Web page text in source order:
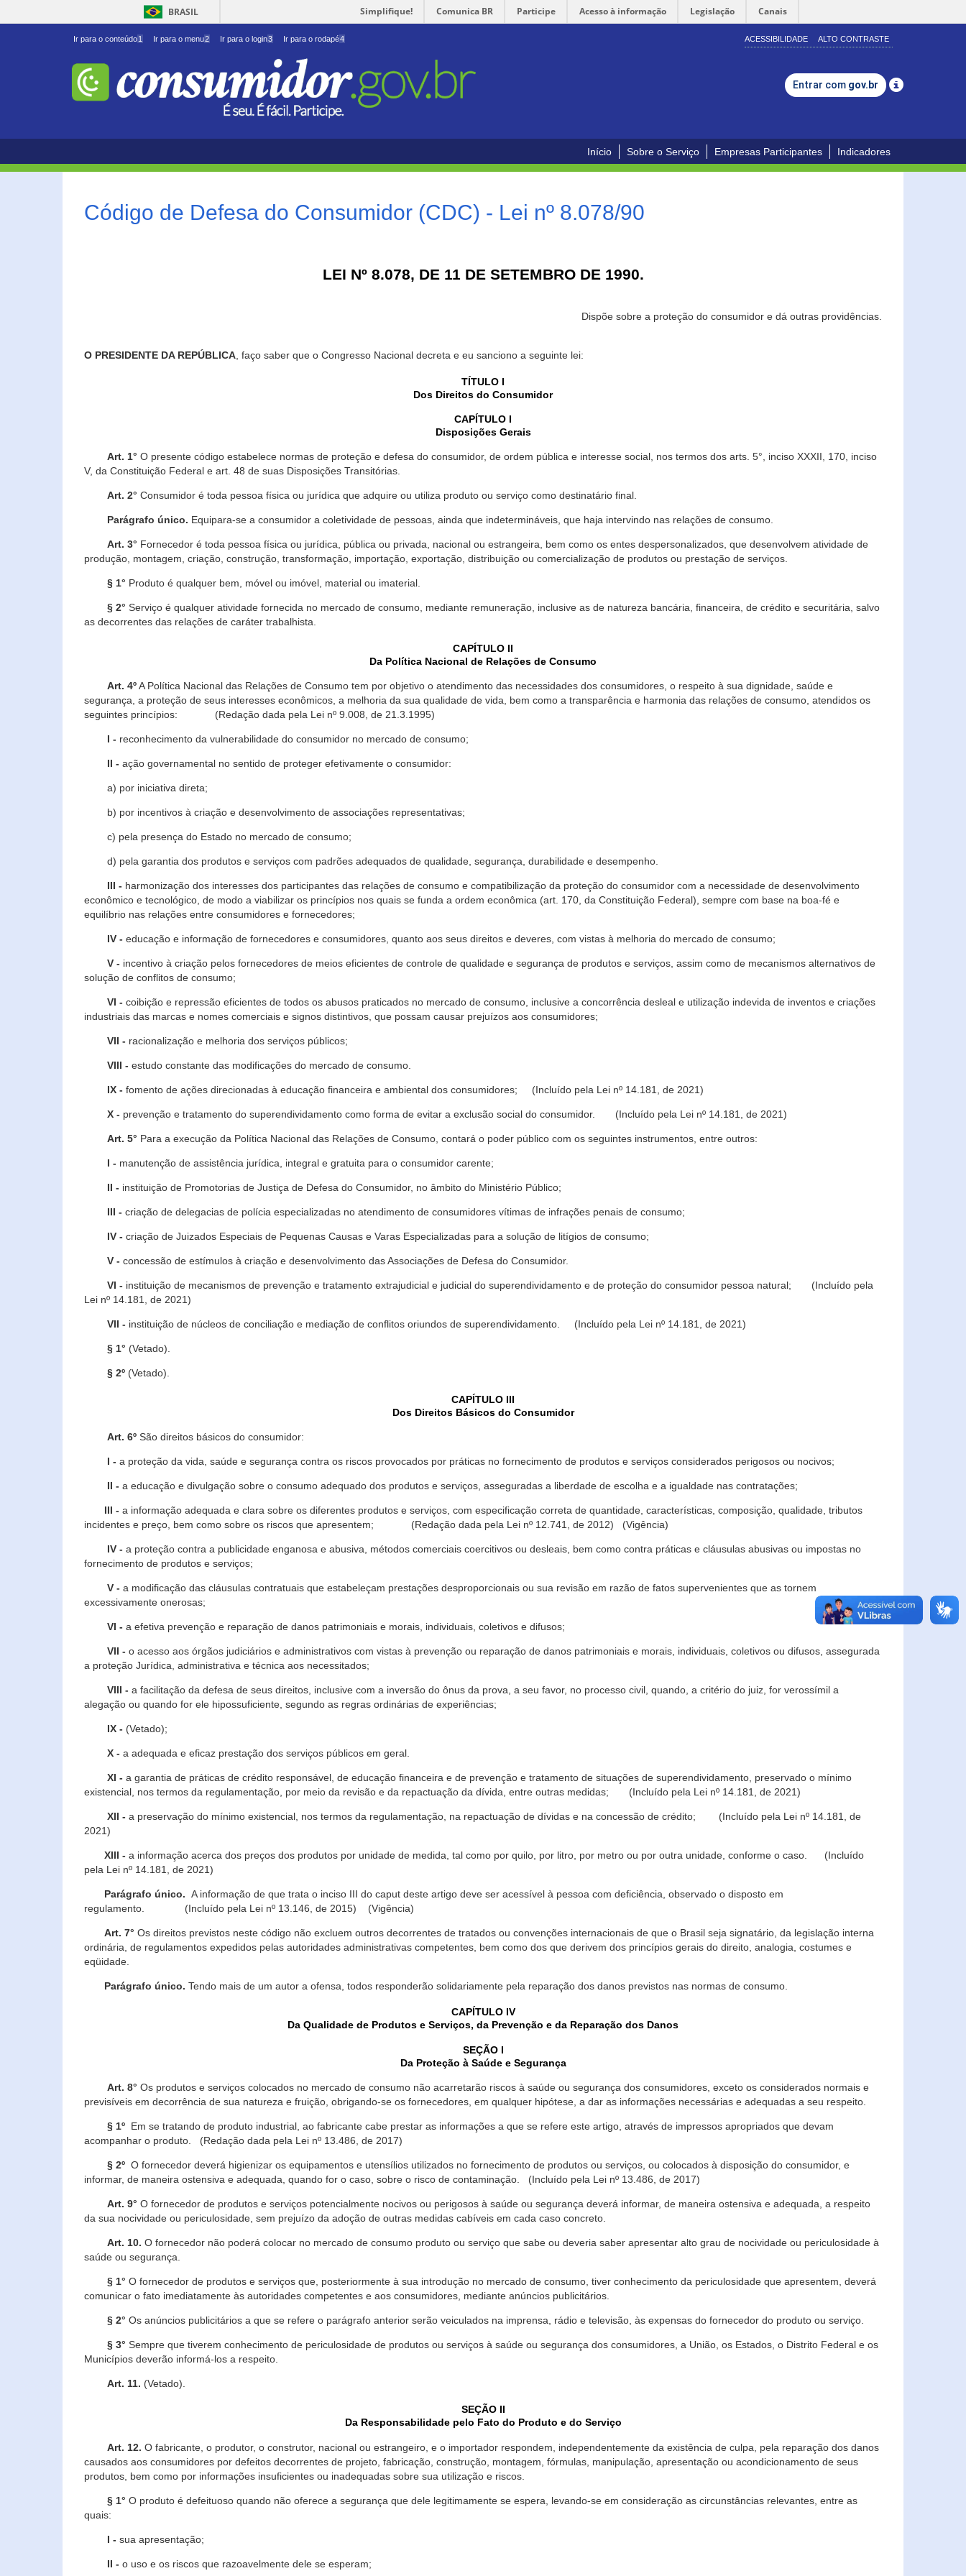
BRASIL Simplifique! Comunica BR Participe Acesso à informação Legislação Canais
Ir para o conteúdo1 Ir para o menu2 Ir para o login3 Ir para o rodapé4 ACESSIBILIDADE ALTO CONTRASTE
Entrar com gov.br
Início Sobre o Serviço Empresas Participantes Indicadores
Código de Defesa do Consumidor (CDC) - Lei nº 8.078/90
LEI Nº 8.078, DE 11 DE SETEMBRO DE 1990.
Dispõe sobre a proteção do consumidor e dá outras providências.
O PRESIDENTE DA REPÚBLICA, faço saber que o Congresso Nacional decreta e eu sanciono a seguinte lei:
TÍTULO I
Dos Direitos do Consumidor
CAPÍTULO I
Disposições Gerais
Art. 1° O presente código estabelece normas de proteção e defesa do consumidor, de ordem pública e interesse social, nos termos dos arts. 5°, inciso XXXII, 170, inciso
V, da Constituição Federal e art. 48 de suas Disposições Transitórias.
Art. 2° Consumidor é toda pessoa física ou jurídica que adquire ou utiliza produto ou serviço como destinatário final.
Parágrafo único. Equipara-se a consumidor a coletividade de pessoas, ainda que indetermináveis, que haja intervindo nas relações de consumo.
Art. 3° Fornecedor é toda pessoa física ou jurídica, pública ou privada, nacional ou estrangeira, bem como os entes despersonalizados, que desenvolvem atividade de
produção, montagem, criação, construção, transformação, importação, exportação, distribuição ou comercialização de produtos ou prestação de serviços.
§ 1° Produto é qualquer bem, móvel ou imóvel, material ou imaterial.
§ 2° Serviço é qualquer atividade fornecida no mercado de consumo, mediante remuneração, inclusive as de natureza bancária, financeira, de crédito e securitária, salvo
as decorrentes das relações de caráter trabalhista.
CAPÍTULO II
Da Política Nacional de Relações de Consumo
Art. 4ºA Política Nacional das Relações de Consumo tem por objetivo o atendimento das necessidades dos consumidores, o respeito à sua dignidade, saúde e
segurança, a proteção de seus interesses econômicos, a melhoria da sua qualidade de vida, bem como a transparência e harmonia das relações de consumo, atendidos os
seguintes princípios: (Redação dada pela Lei nº 9.008, de 21.3.1995)
I - reconhecimento da vulnerabilidade do consumidor no mercado de consumo;
II - ação governamental no sentido de proteger efetivamente o consumidor:
a) por iniciativa direta;
b) por incentivos à criação e desenvolvimento de associações representativas;
c) pela presença do Estado no mercado de consumo;
d) pela garantia dos produtos e serviços com padrões adequados de qualidade, segurança, durabilidade e desempenho.
III - harmonização dos interesses dos participantes das relações de consumo e compatibilização da proteção do consumidor com a necessidade de desenvolvimento
econômico e tecnológico, de modo a viabilizar os princípios nos quais se funda a ordem econômica (art. 170, da Constituição Federal), sempre com base na boa-fé e
equilíbrio nas relações entre consumidores e fornecedores;
IV - educação e informação de fornecedores e consumidores, quanto aos seus direitos e deveres, com vistas à melhoria do mercado de consumo;
V - incentivo à criação pelos fornecedores de meios eficientes de controle de qualidade e segurança de produtos e serviços, assim como de mecanismos alternativos de
solução de conflitos de consumo;
VI - coibição e repressão eficientes de todos os abusos praticados no mercado de consumo, inclusive a concorrência desleal e utilização indevida de inventos e criações
industriais das marcas e nomes comerciais e signos distintivos, que possam causar prejuízos aos consumidores;
VII - racionalização e melhoria dos serviços públicos;
VIII - estudo constante das modificações do mercado de consumo.
IX - fomento de ações direcionadas à educação financeira e ambiental dos consumidores; (Incluído pela Lei nº 14.181, de 2021)
X - prevenção e tratamento do superendividamento como forma de evitar a exclusão social do consumidor. (Incluído pela Lei nº 14.181, de 2021)
Art. 5° Para a execução da Política Nacional das Relações de Consumo, contará o poder público com os seguintes instrumentos, entre outros:
I - manutenção de assistência jurídica, integral e gratuita para o consumidor carente;
II - instituição de Promotorias de Justiça de Defesa do Consumidor, no âmbito do Ministério Público;
III - criação de delegacias de polícia especializadas no atendimento de consumidores vítimas de infrações penais de consumo;
IV - criação de Juizados Especiais de Pequenas Causas e Varas Especializadas para a solução de litígios de consumo;
V - concessão de estímulos à criação e desenvolvimento das Associações de Defesa do Consumidor.
VI - instituição de mecanismos de prevenção e tratamento extrajudicial e judicial do superendividamento e de proteção do consumidor pessoa natural; (Incluído pela
Lei nº 14.181, de 2021)
VII - instituição de núcleos de conciliação e mediação de conflitos oriundos de superendividamento. (Incluído pela Lei nº 14.181, de 2021)
§ 1° (Vetado).
§ 2º (Vetado).
CAPÍTULO III
Dos Direitos Básicos do Consumidor
Art. 6º São direitos básicos do consumidor:
I - a proteção da vida, saúde e segurança contra os riscos provocados por práticas no fornecimento de produtos e serviços considerados perigosos ou nocivos;
II - a educação e divulgação sobre o consumo adequado dos produtos e serviços, asseguradas a liberdade de escolha e a igualdade nas contratações;
III - a informação adequada e clara sobre os diferentes produtos e serviços, com especificação correta de quantidade, características, composição, qualidade, tributos
incidentes e preço, bem como sobre os riscos que apresentem; (Redação dada pela Lei nº 12.741, de 2012) (Vigência)
IV - a proteção contra a publicidade enganosa e abusiva, métodos comerciais coercitivos ou desleais, bem como contra práticas e cláusulas abusivas ou impostas no
fornecimento de produtos e serviços;
V - a modificação das cláusulas contratuais que estabeleçam prestações desproporcionais ou sua revisão em razão de fatos supervenientes que as tornem
excessivamente onerosas;
VI - a efetiva prevenção e reparação de danos patrimoniais e morais, individuais, coletivos e difusos;
VII - o acesso aos órgãos judiciários e administrativos com vistas à prevenção ou reparação de danos patrimoniais e morais, individuais, coletivos ou difusos, assegurada
a proteção Jurídica, administrativa e técnica aos necessitados;
VIII - a facilitação da defesa de seus direitos, inclusive com a inversão do ônus da prova, a seu favor, no processo civil, quando, a critério do juiz, for verossímil a
alegação ou quando for ele hipossuficiente, segundo as regras ordinárias de experiências;
IX - (Vetado);
X - a adequada e eficaz prestação dos serviços públicos em geral.
XI - a garantia de práticas de crédito responsável, de educação financeira e de prevenção e tratamento de situações de superendividamento, preservado o mínimo
existencial, nos termos da regulamentação, por meio da revisão e da repactuação da dívida, entre outras medidas; (Incluído pela Lei nº 14.181, de 2021)
XII - a preservação do mínimo existencial, nos termos da regulamentação, na repactuação de dívidas e na concessão de crédito; (Incluído pela Lei nº 14.181, de
2021)
XIII - a informação acerca dos preços dos produtos por unidade de medida, tal como por quilo, por litro, por metro ou por outra unidade, conforme o caso. (Incluído
pela Lei nº 14.181, de 2021)
Parágrafo único. A informação de que trata o inciso III do caput deste artigo deve ser acessível à pessoa com deficiência, observado o disposto em
regulamento. (Incluído pela Lei nº 13.146, de 2015) (Vigência)
Art. 7° Os direitos previstos neste código não excluem outros decorrentes de tratados ou convenções internacionais de que o Brasil seja signatário, da legislação interna
ordinária, de regulamentos expedidos pelas autoridades administrativas competentes, bem como dos que derivem dos princípios gerais do direito, analogia, costumes e
eqüidade.
Parágrafo único. Tendo mais de um autor a ofensa, todos responderão solidariamente pela reparação dos danos previstos nas normas de consumo.
CAPÍTULO IV
Da Qualidade de Produtos e Serviços, da Prevenção e da Reparação dos Danos
SEÇÃO I
Da Proteção à Saúde e Segurança
Art. 8° Os produtos e serviços colocados no mercado de consumo não acarretarão riscos à saúde ou segurança dos consumidores, exceto os considerados normais e
previsíveis em decorrência de sua natureza e fruição, obrigando-se os fornecedores, em qualquer hipótese, a dar as informações necessárias e adequadas a seu respeito.
§ 1º Em se tratando de produto industrial, ao fabricante cabe prestar as informações a que se refere este artigo, através de impressos apropriados que devam
acompanhar o produto. (Redação dada pela Lei nº 13.486, de 2017)
§ 2º O fornecedor deverá higienizar os equipamentos e utensílios utilizados no fornecimento de produtos ou serviços, ou colocados à disposição do consumidor, e
informar, de maneira ostensiva e adequada, quando for o caso, sobre o risco de contaminação. (Incluído pela Lei nº 13.486, de 2017)
Art. 9° O fornecedor de produtos e serviços potencialmente nocivos ou perigosos à saúde ou segurança deverá informar, de maneira ostensiva e adequada, a respeito
da sua nocividade ou periculosidade, sem prejuízo da adoção de outras medidas cabíveis em cada caso concreto.
Art. 10. O fornecedor não poderá colocar no mercado de consumo produto ou serviço que sabe ou deveria saber apresentar alto grau de nocividade ou periculosidade à
saúde ou segurança.
§ 1° O fornecedor de produtos e serviços que, posteriormente à sua introdução no mercado de consumo, tiver conhecimento da periculosidade que apresentem, deverá
comunicar o fato imediatamente às autoridades competentes e aos consumidores, mediante anúncios publicitários.
§ 2° Os anúncios publicitários a que se refere o parágrafo anterior serão veiculados na imprensa, rádio e televisão, às expensas do fornecedor do produto ou serviço.
§ 3° Sempre que tiverem conhecimento de periculosidade de produtos ou serviços à saúde ou segurança dos consumidores, a União, os Estados, o Distrito Federal e os
Municípios deverão informá-los a respeito.
Art. 11. (Vetado).
SEÇÃO II
Da Responsabilidade pelo Fato do Produto e do Serviço
Art. 12. O fabricante, o produtor, o construtor, nacional ou estrangeiro, e o importador respondem, independentemente da existência de culpa, pela reparação dos danos
causados aos consumidores por defeitos decorrentes de projeto, fabricação, construção, montagem, fórmulas, manipulação, apresentação ou acondicionamento de seus
produtos, bem como por informações insuficientes ou inadequadas sobre sua utilização e riscos.
§ 1° O produto é defeituoso quando não oferece a segurança que dele legitimamente se espera, levando-se em consideração as circunstâncias relevantes, entre as
quais:
I - sua apresentação;
II - o uso e os riscos que razoavelmente dele se esperam;